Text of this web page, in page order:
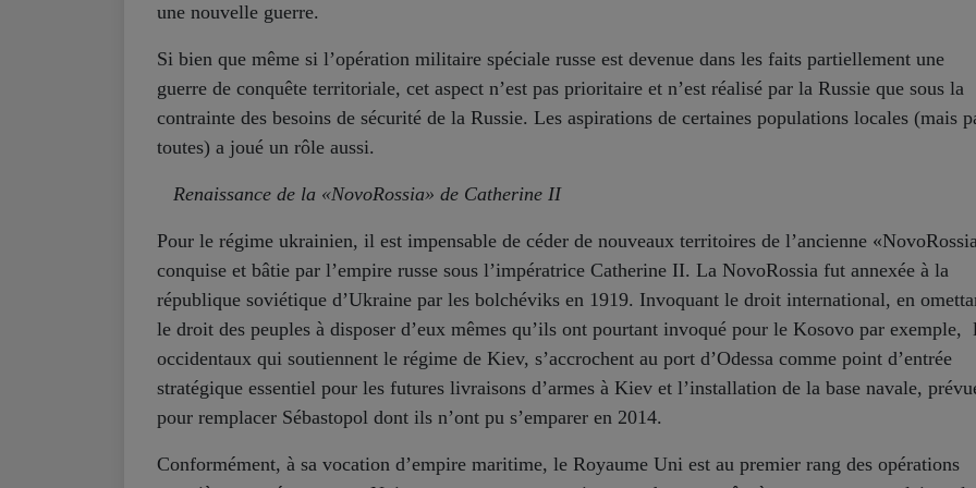
une nouvelle guerre.
Si bien que même si l’opération militaire spéciale russe est devenue dans les faits partiellement une
guerre de conquête territoriale, cet aspect n’est pas prioritaire et n’est réalisé par la Russie que sous la
contrainte des besoins de sécurité de la Russie. Les aspirations de certaines populations locales (mais
toutes) a joué un rôle aussi.
Renaissance de la «NovoRossia» de Catherine II
Pour le régime ukrainien, il est impensable de céder de nouveaux territoires de l’ancienne
conquise et bâtie par l’empire russe sous l’impératrice Catherine II. La NovoRossia fut annexée à la
république soviétique d’Ukraine par les bolchéviks en 1919. Invoquant le droit international, en
le droit des peuples à disposer d’eux mêmes qu’ils ont pourtant invoqué pour le Kosovo par exemple,
occidentaux qui soutiennent le régime de Kiev, s’accrochent au port d’Odessa comme point d’entrée
stratégique essentiel pour les futures livraisons d’armes à Kiev et l’installation de la base navale,
pour remplacer Sébastopol dont ils n’ont pu s’emparer en 2014.
Conformément, à sa vocation d’empire maritime, le Royaume Uni est au premier rang des opérations